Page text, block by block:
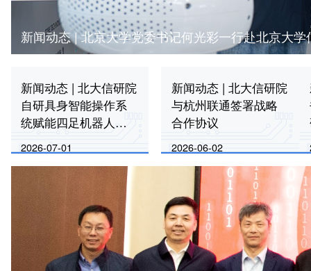
新闻动态 | 北京大学党委书记何光彩一行赴北京大
新闻动态 | 北大信研院
自研具身智能操作系
统赋能四足机器人
全球合作伙伴大会
2026-07-01
新闻动态 | 北大信研院
与杭州联通签署战略
合作协议
2026-06-02